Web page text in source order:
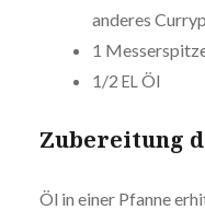
anderes
1
1/2 EL Öl
Zube­rei­tung
Öl in einer Pfanne